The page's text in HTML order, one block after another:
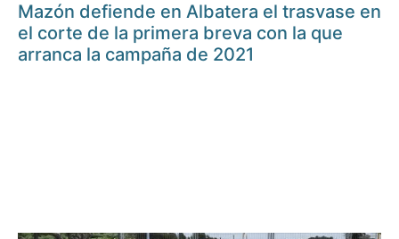
Mazón defiende en Albatera el trasvase en
el corte de la primera breva con la que
arranca la campaña de 2021